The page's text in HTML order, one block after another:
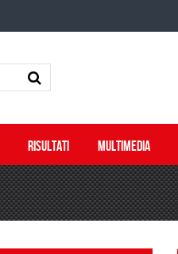
RISULTATI MULTIMEDIA